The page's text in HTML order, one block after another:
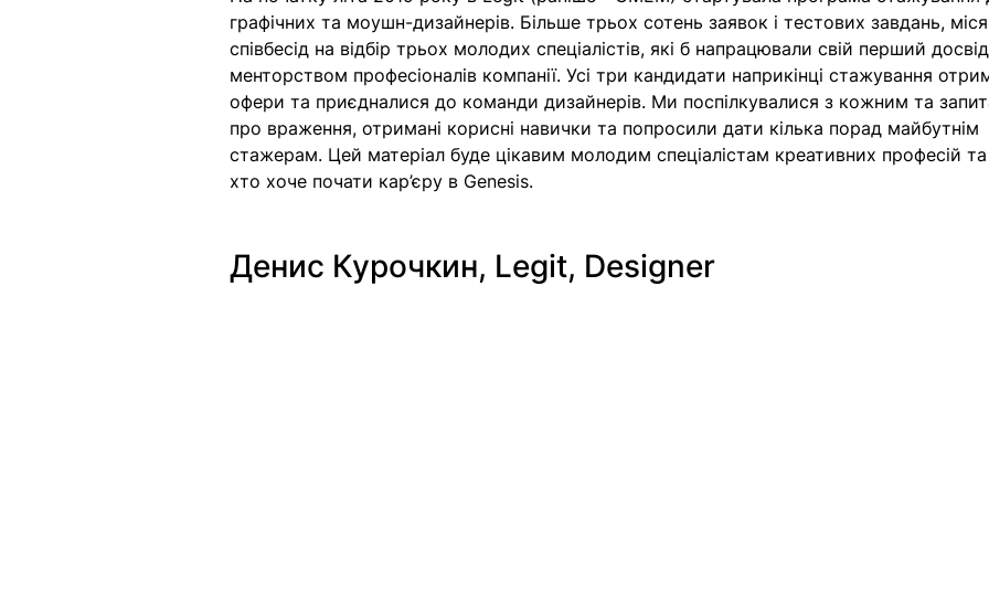
графічних та моушн-дизайнерів. Більше трьох сотень заявок і тестових завдань,
співбесід на відбір трьох молодих спеціалістів, які б напрацювали свій перший
менторством професіоналів компанії. Усі три кандидати наприкінці стажування
офери та приєдналися до команди дизайнерів. Ми поспілкувалися з кожним та
про враження, отримані корисні навички та попросили дати кілька порад майбутнім
стажерам. Цей матеріал буде цікавим молодим спеціалістам креативних професій та
хто хоче почати кар’єру в Genesis.
Денис Курочкин, Legit, Designer